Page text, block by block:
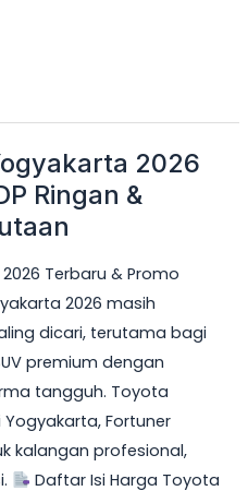
2026
Ringan &
Terbaru & Promo
2026 masih
dicari, terutama bagi
premium dengan
tangguh. Toyota
Yogyakarta, Fortuner
kalangan profesional,
Daftar Isi Harga Toyota